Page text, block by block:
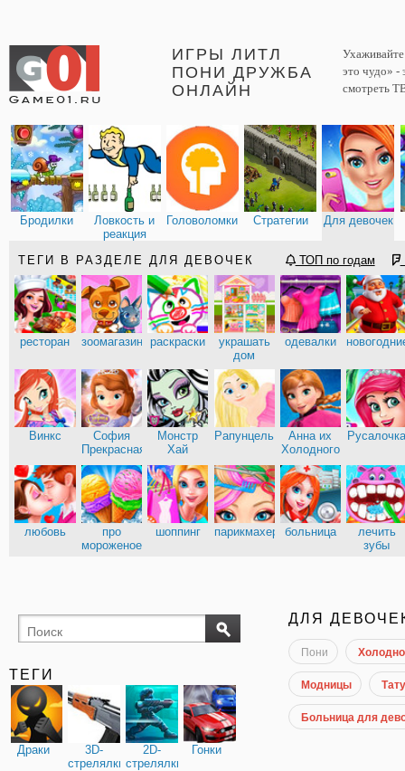
ИГРЫ ЛИТЛ
ПОНИ ДРУЖБА
ОНЛАЙН
это чудо» -
смотреть
Бродилки
Ловкость и
реакция
Головоломки Стратегии Для девочек
ТЕГИ В РАЗДЕЛЕ ДЛЯ ДЕВОЧЕК ТОП по годам
ресторан зоомагазин раскраски
украшать
дом
одевалки
Эльза из
Холодного
сердца
Кухня
Сары
Винкс
София
Прекрасная
Монстр
Хай
Рапунцель
Анна их
Холодного
сердца
любовь
про
мороженое
шоппинг парикмахерскиебольница
лечить
зубы
ТЕГИ
Драки
3D-
стрелялки
2D-
стрелялки
Гонки
ДЛЯ
Пони
Модницы
Больница для